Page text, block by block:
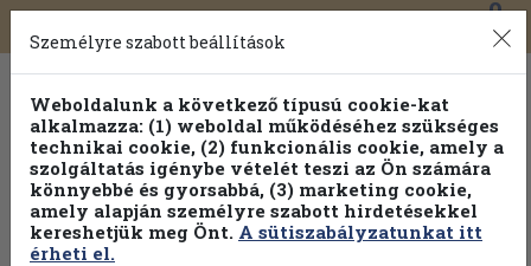
Toggle
navigation
0
Válogasson több mint 1.000.000 kiadványunk közül
100% kedvezménnyel!
Személyre szabott beállítások
Weboldalunk a következő típusú cookie-kat
alkalmazza: (1) weboldal működéséhez szükséges
technikai cookie, (2) funkcionális cookie, amely a
szolgáltatás igénybe vételét teszi az Ön számára
könnyebbé és gyorsabbá, (3) marketing cookie,
amely alapján személyre szabott hirdetésekkel
kereshetjük meg Önt. A sütiszabályzatunkat itt
érheti el.